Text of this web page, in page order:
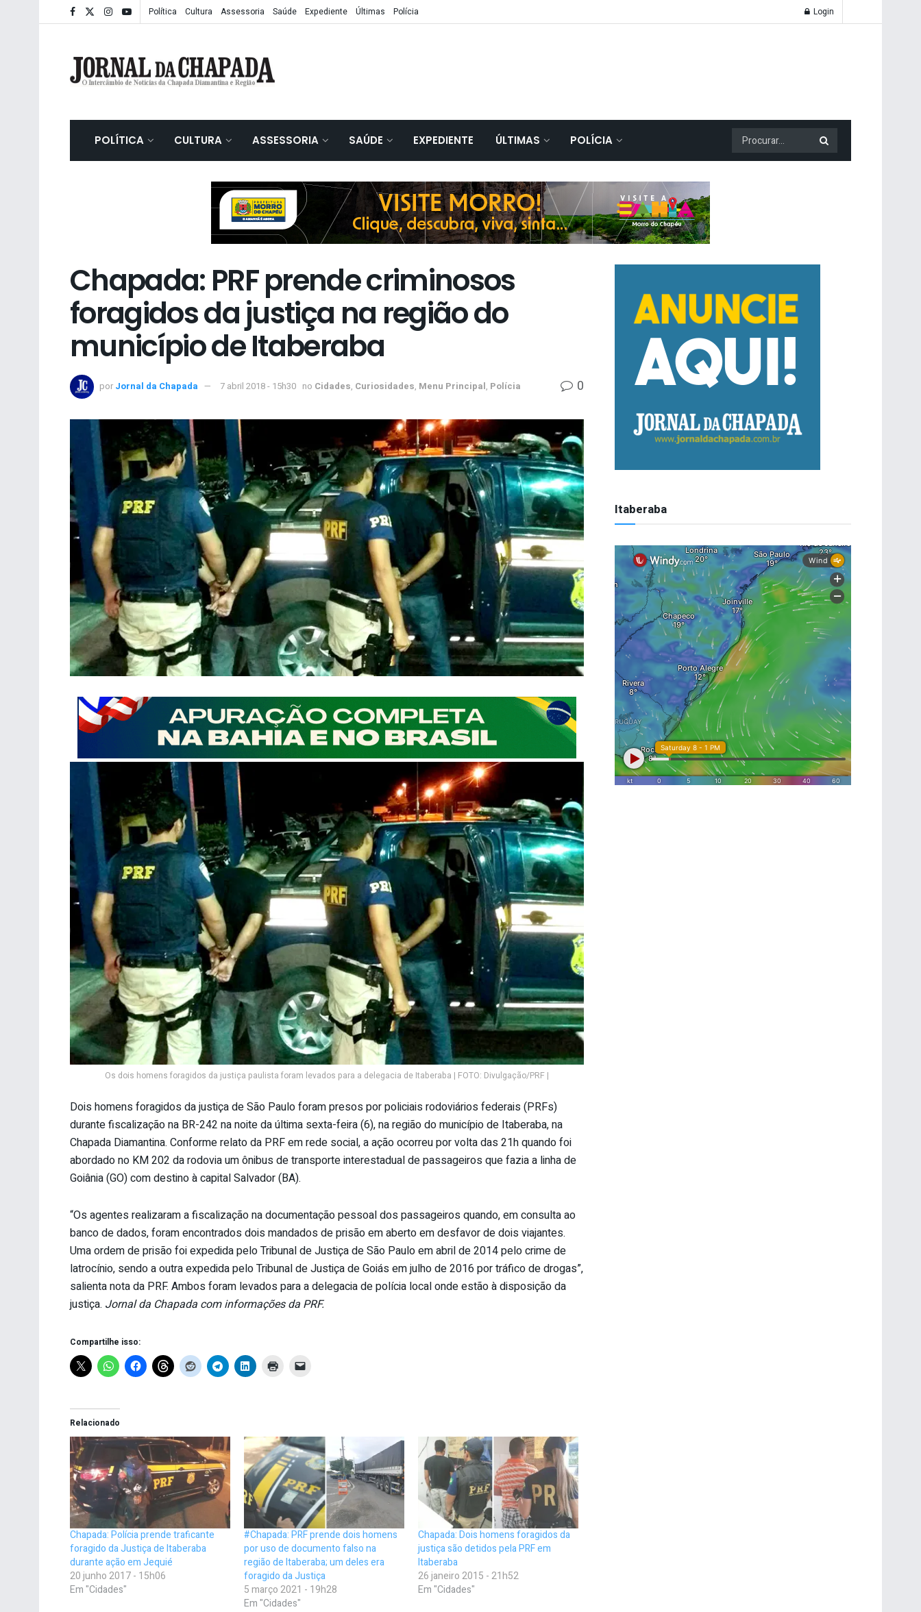
Política Cultura Assessoria Saúde Expediente Últimas Polícia Login
POLÍTICA CULTURA ASSESSORIA SAÚDE EXPEDIENTE ÚLTIMAS POLÍCIA
Chapada: PRF prende criminosos
foragidos da justiça na região do
município de Itaberaba
por Jornal da Chapada 7 abril 2018 - 15h30 no Cidades, Curiosidades, Menu Principal, Polícia 0
Os dois homens foragidos da justiça paulista foram levados para a delegacia de Itaberaba | FOTO: Divulgação/PRF |
Dois homens foragidos da justiça de São Paulo foram presos por policiais rodoviários federais (PRFs)
durante fiscalização na BR-242 na noite da última sexta-feira (6), na região do município de Itaberaba, na
Chapada Diamantina. Conforme relato da PRF em rede social, a ação ocorreu por volta das 21h quando foi
abordado no KM 202 da rodovia um ônibus de transporte interestadual de passageiros que fazia a linha de
Goiânia (GO) com destino à capital Salvador (BA).
“Os agentes realizaram a fiscalização na documentação pessoal dos passageiros quando, em consulta ao
banco de dados, foram encontrados dois mandados de prisão em aberto em desfavor de dois viajantes.
Uma ordem de prisão foi expedida pelo Tribunal de Justiça de São Paulo em abril de 2014 pelo crime de
latrocínio, sendo a outra expedida pelo Tribunal de Justiça de Goiás em julho de 2016 por tráfico de drogas”,
salienta nota da PRF. Ambos foram levados para a delegacia de polícia local onde estão à disposição da
justiça. Jornal da Chapada com informações da PRF.
Compartilhe isso:
Relacionado
Chapada: Polícia prende traficante
foragido da Justiça de Itaberaba
durante ação em Jequié
20 junho 2017 - 15h06
Em "Cidades"
#Chapada: PRF prende dois homens
por uso de documento falso na
região de Itaberaba; um deles era
foragido da Justiça
5 março 2021 - 19h28
Em "Cidades"
Chapada: Dois homens foragidos da
justiça são detidos pela PRF em
Itaberaba
26 janeiro 2015 - 21h52
Em "Cidades"
Itaberaba